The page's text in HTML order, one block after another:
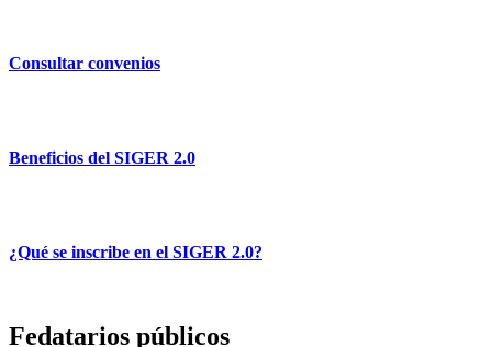
Consultar convenios
Beneficios del SIGER 2.0
¿Qué se inscribe en el SIGER 2.0?
Fedatarios públicos